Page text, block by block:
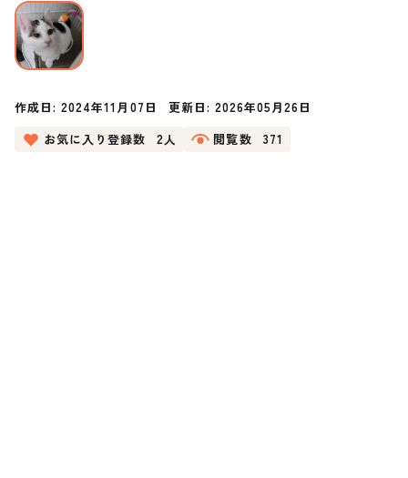
作成日:2024年11月07日 更新日: 2026年05月26日
お気に入り登録数
2人 閲覧数 371